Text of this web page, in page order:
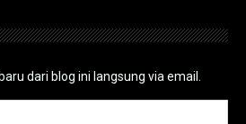
dari blog ini langsung via email.